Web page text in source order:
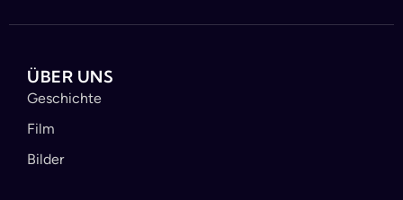
ÜBER UNS
Geschichte
Film
Bilder